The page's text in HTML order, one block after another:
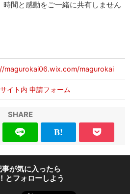
時間と感動をご一緒に共有しません
magurokai06.wix.com/magurokai
イト内 申請フォーム
SHARE
事が気に入ったら
とフォローしよう